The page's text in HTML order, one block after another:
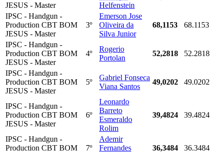
JESUS - Master
Helfenstein
IPSC - Handgun -
Production CBT BOM
JESUS - Master
3º
Emerson Jose
Oliveira da
Silva Junior
68,1153 68.1153
IPSC - Handgun -
Production CBT BOM
JESUS - Master
4º
Rogerio
Portolan
52,2818 52.2818
IPSC - Handgun -
Production CBT BOM
JESUS - Master
5º
Gabriel Fonseca
Viana Santos
49,0202 49.0202
IPSC - Handgun -
Production CBT BOM
JESUS - Master
6º
Leonardo
Barreto
Esmeraldo
Rolim
39,4824 39.4824
IPSC - Handgun -
Production CBT BOM
7º
Ademir
Fernandes
36,3484 36.3484